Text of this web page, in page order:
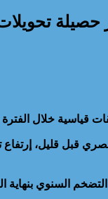
خلال الفترة يوليو/
المتوسط نظرًا للضغوط التضخمية